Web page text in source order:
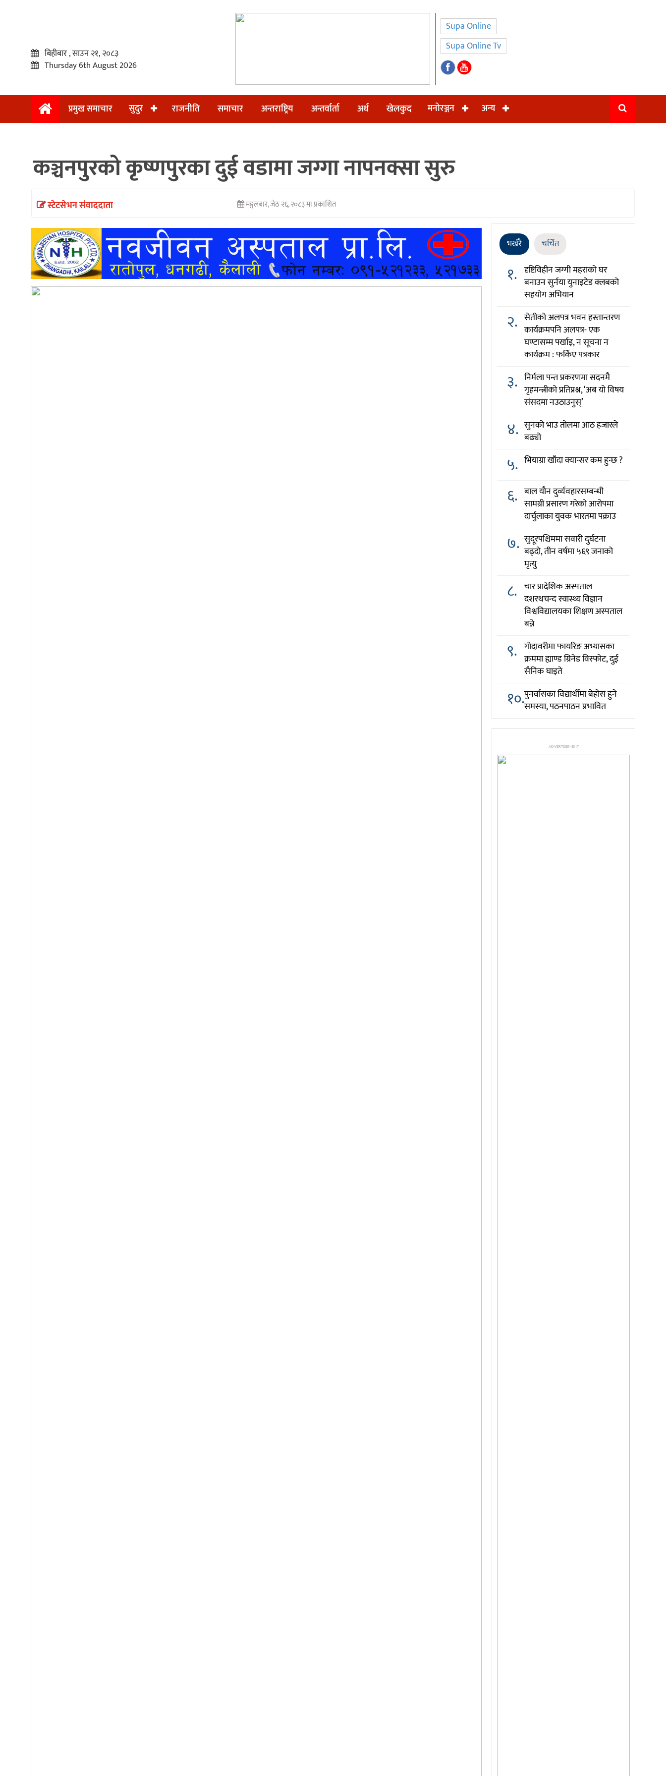
प्रमुख
समाचार
अन्तर्वार्ता
खेलकुद
बिहीबार , साउन २१, २०८३
Thursday 6th August 2026
Supa Online
Supa Online Tv
प्रमुख समाचार सुदुर राजनीति समाचार अन्तराष्ट्रिय अन्तर्वार्ता अर्थ खेलकुद मनोरञ्जन अन्य
कञ्चनपुरको कृष्णपुरका दुई वडामा जग्गा नापनक्सा सुरु
स्टेटसेभन संवाददाता मङ्गलबार, जेठ २६, २०८३ मा प्रकाशित
भर्खरै चर्चित
१. दृष्टिविहीन जग्गी महराको घर
बनाउन सुर्नया युनाइटेड क्लबको
सहयोग अभियान
२. सेतीको अलपत्र भवन हस्तान्तरण
कार्यक्रमपनि अलपत्र- एक
घण्टासम्म पर्खाइ, न सूचना न
कार्यक्रम : फर्किए पत्रकार
३. निर्मला पन्त प्रकरणमा सदनमै
गृहमन्त्रीको प्रतिप्रश्न, ‘अब यो विषय
संसदमा नउठाउनुस्’
४. सुनको भाउ तोलमा आठ हजारले
बढ्यो
५. भियाग्रा खाँदा क्यान्सर कम हुन्छ ?
६. बाल यौन दुर्व्यवहारसम्बन्धी
सामग्री प्रसारण गरेको आरोपमा
दार्चुलाका युवक भारतमा पक्राउ
७. सुदूरपश्चिममा सवारी दुर्घटना
बढ्दो, तीन वर्षमा ५६९ जनाको
मृत्यु
८. चार प्रादेशिक अस्पताल
दशरथचन्द स्वास्थ्य विज्ञान
विश्वविद्यालयका शिक्षण अस्पताल
बन्ने
९. गोदावरीमा फायरिङ अभ्यासका
क्रममा ह्याण्ड ग्रिनेड विस्फोट, दुई
सैनिक घाइते
१०.पुनर्वासका विद्यार्थीमा बेहोस हुने
समस्या, पठनपाठन प्रभावित
ADVERTISEMENT